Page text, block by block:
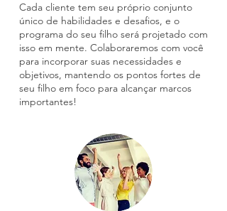
Cada cliente tem seu próprio conjunto
único de habilidades e desafios, e o
programa do seu filho será projetado com
isso em mente. Colaboraremos com você
para incorporar suas necessidades e
objetivos, mantendo os pontos fortes de
seu filho em foco para alcançar marcos
importantes!